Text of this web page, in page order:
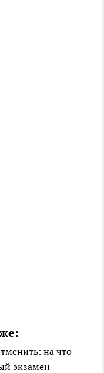
на что
экзамен